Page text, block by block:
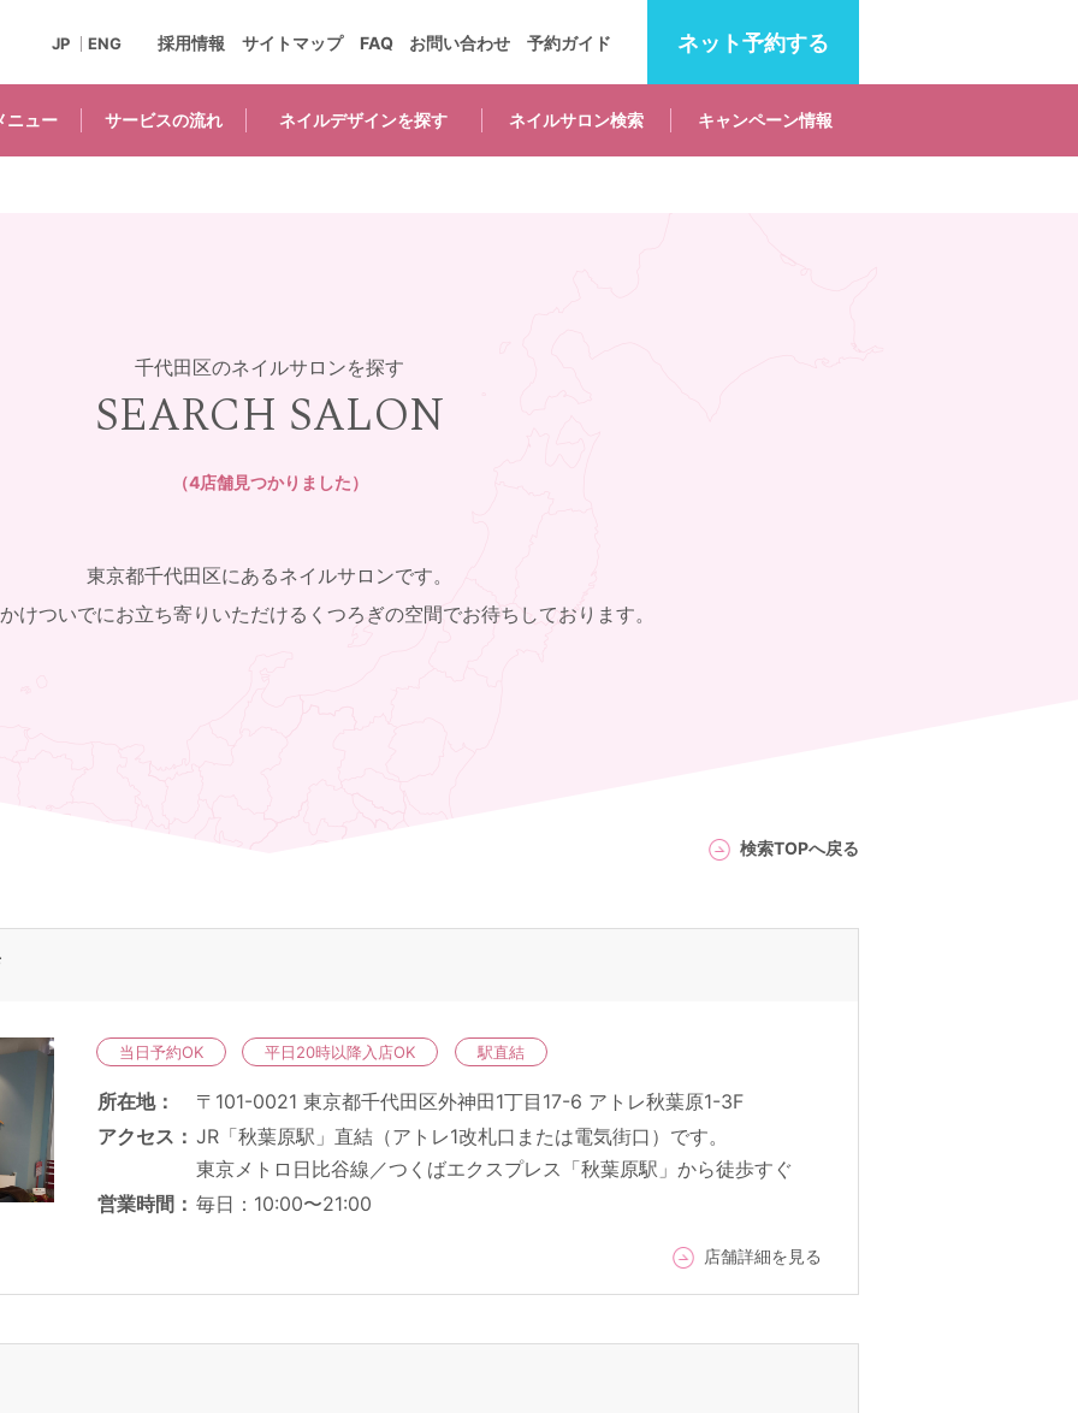
ネット予約する
ニュー サービスの流れ ネイルデザインを探す ネイルサロン検索 キャンペーン情報
採用情報 サイトマップ FAQ お問い合わせ 予約ガイド
JP ENG
千代田区のネイルサロンを探す
SEARCH SALON
（4店舗見つかりました）
東京都千代田区にあるネイルサロンです。
けついでにお立ち寄りいただけるくつろぎの空間でお待ちしております。
検索TOPへ戻る
当日予約OK 平日20時以降入店OK 駅直結
所在地
〒101-0021 東京都千代田区外神田1丁目17-6 アトレ秋葉原1-3F
アクセス
JR「秋葉原駅」直結（アトレ1改札口または電気街口）です。
東京メトロ日比谷線／つくばエクスプレス「秋葉原駅」から徒歩すぐ
営業時間
毎日：10:00〜21:00
店舗詳細を見る